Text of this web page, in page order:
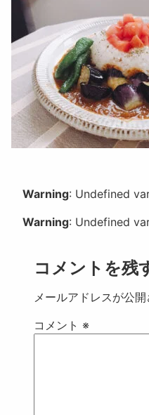
Warning: Undefined
Warning: Undefined
コメントを残
メールアドレスが公
コメント ※